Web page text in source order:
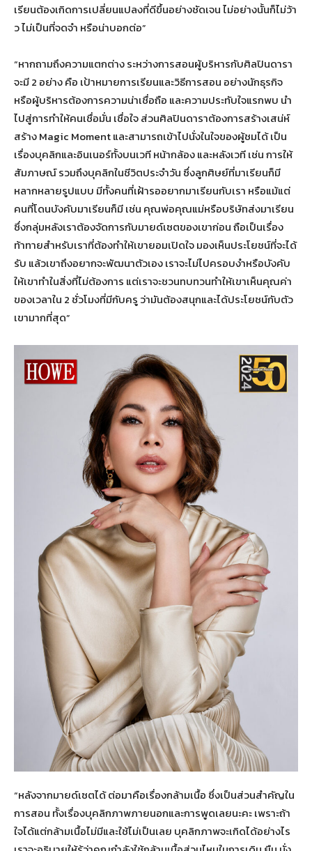
เรียนต้องเกิดการเปลี่ยนแปลงที่ดีขึ้นอย่างชัดเจน ไม่อย่างนั้นก็ไม่ว้า
ว ไม่เป็นที่จดจำ หรือน่าบอกต่อ”
“หากถามถึงความแตกต่าง ระหว่างการสอนผู้บริหารกับศิลปินดารา
จะมี 2 อย่าง คือ เป้าหมายการเรียนและวิธีการสอน อย่างนักธุรกิจ
หรือผู้บริหารต้องการความน่าเชื่อถือ และความประทับใจแรกพบ นำ
ไปสู่การทำให้คนเชื่อมั่น เชื่อใจ ส่วนศิลปินดาราต้องการสร้างเสน่ห์
สร้าง Magic Moment และสามารถเข้าไปนั่งในใจของผู้ชมได้ เป็น
เรื่องบุคลิกและอินเนอร์ทั้งบนเวที หน้ากล้อง และหลังเวที เช่น การให้
สัมภาษณ์ รวมถึงบุคลิกในชีวิตประจำวัน ซึ่งลูกศิษย์ที่มาเรียนก็มี
หลากหลายรูปแบบ มีทั้งคนที่เฝ้ารออยากมาเรียนกับเรา หรือแม้แต่
คนที่โดนบังคับมาเรียนก็มี เช่น คุณพ่อคุณแม่หรือบริษัทส่งมาเรียน
ซึ่งกลุ่มหลังเราต้องจัดการกับมายด์เซตของเขาก่อน ถือเป็นเรื่อง
ท้าทายสำหรับเราที่ต้องทำให้เขายอมเปิดใจ มองเห็นประโยชน์ที่จะได้
รับ แล้วเขาถึงอยากจะพัฒนาตัวเอง เราจะไม่ไปครอบงำหรือบังคับ
ให้เขาทำในสิ่งที่ไม่ต้องการ แต่เราจะชวนทบทวนทำให้เขาเห็นคุณค่า
ของเวลาใน 2 ชั่วโมงที่มีกับครู ว่ามันต้องสนุกและได้ประโยชน์กับตัว
เขามากที่สุด”
“หลังจากมายด์เซตได้ ต่อมาคือเรื่องกล้ามเนื้อ ซึ่งเป็นส่วนสำคัญใน
การสอน ทั้งเรื่องบุคลิกภาพภายนอกและการพูดเลยนะคะ เพราะถ้า
ใจได้แต่กล้ามเนื้อไม่มีและใช้ไม่เป็นเลย บุคลิกภาพจะเกิดได้อย่างไร